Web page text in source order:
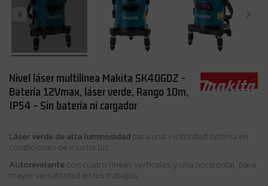
Nivel láser multilínea Makita SK40GDZ -
Batería 12Vmax, láser verde, Rango 10m,
IP54 - Sin batería ni cargador
Láser verde de alta luminosidad para una visibilidad óptima en
condiciones de mucha luz.
Autonivelante con cuatro líneas verticales y una horizontal, para
mayor versatilidad en tus trabajos.